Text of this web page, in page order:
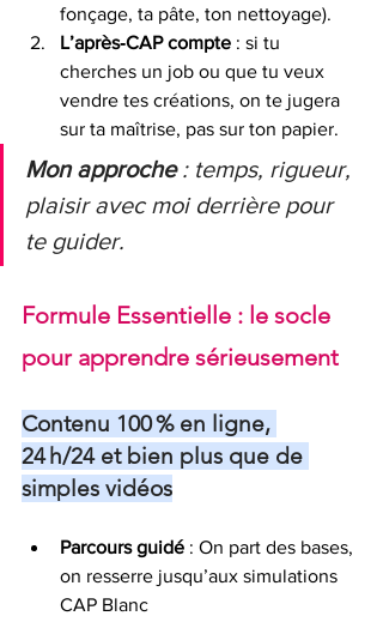
fonçage, ta pâte, ton nettoyage).
L’après‑CAP compte : si tu
cherches un job ou que tu veux
vendre tes créations, on te jugera
sur ta maîtrise, pas sur ton papier.
Mon approche : temps, rigueur,
plaisir avec moi derrière pour
te guider.
Formule Essentielle : le socle
pour apprendre sérieusement
Contenu 100 % en ligne,
24 h/24 et bien plus que de
simples vidéos
Parcours guidé : On part des bases,
on resserre jusqu’aux simulations
CAP Blanc